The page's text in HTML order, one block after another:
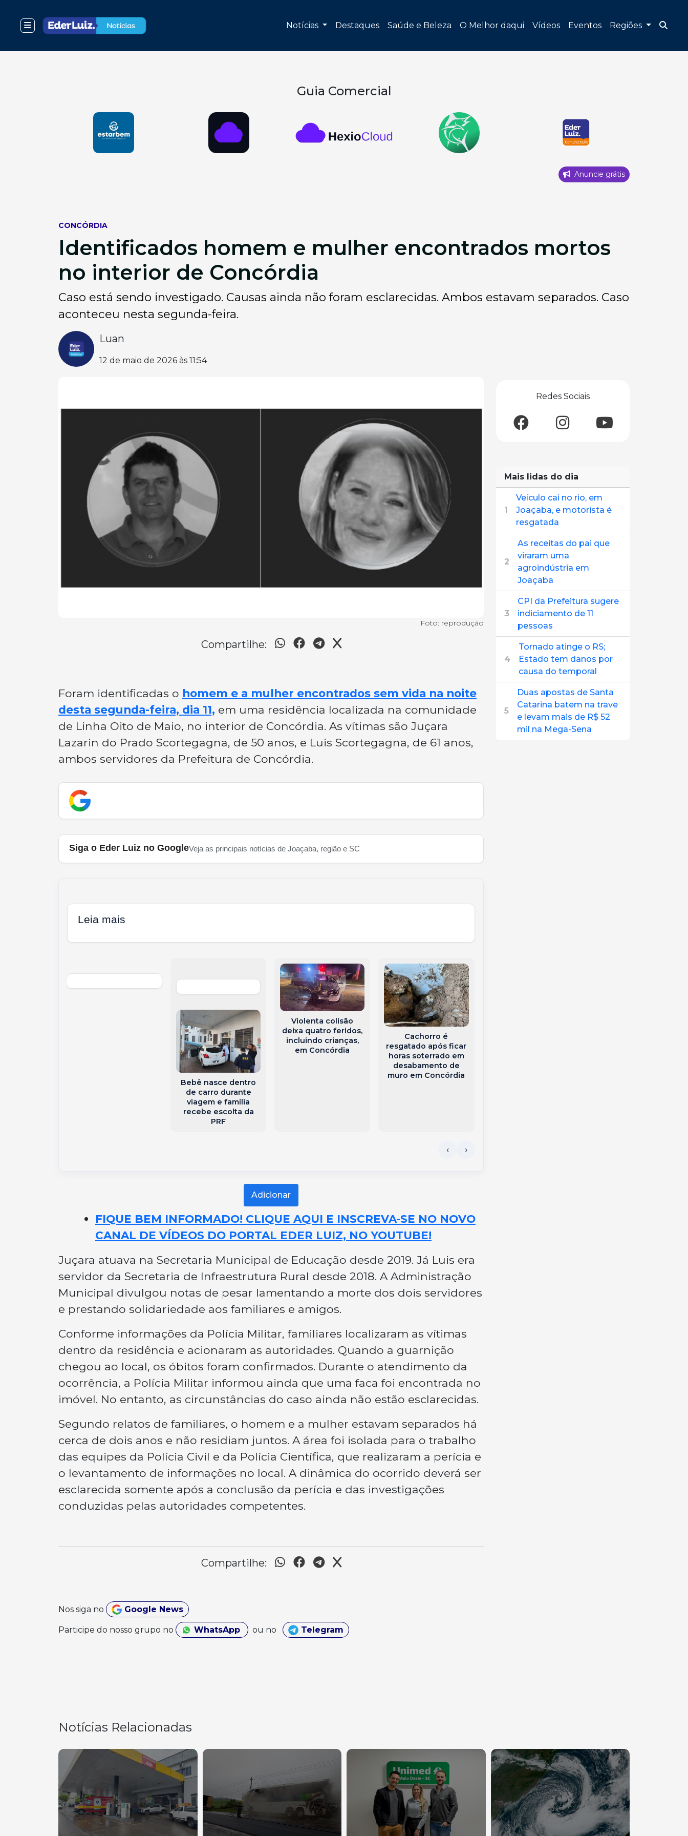
Notícias Destaques Saúde e Beleza O Melhor daqui Vídeos Eventos Regiões
Guia Comercial
Anuncie grátis
CONCÓRDIA
Identificados homem e mulher encontrados mortos
no interior de Concórdia
Caso está sendo investigado. Causas ainda não foram esclarecidas. Ambos estavam separados. Caso
aconteceu nesta segunda-feira.
Luan
12 de maio de 2026 às 11:54
Foto: reprodução
Compartilhe:
Foram identificadas o homem e a mulher encontrados sem vida na noite
desta segunda-feira, dia 11, em uma residência localizada na comunidade
de Linha Oito de Maio, no interior de Concórdia. As vítimas são Juçara
Lazarin do Prado Scortegagna, de 50 anos, e Luis Scortegagna, de 61 anos,
ambos servidores da Prefeitura de Concórdia.
Siga o Eder Luiz no GoogleVeja as principais notícias de Joaçaba, região e SC
Leia mais
Bebê nasce dentro
de carro durante
viagem e família
recebe escolta da
PRF
Violenta colisão
deixa quatro feridos,
incluindo crianças,
em Concórdia
Cachorro é
resgatado após ficar
horas soterrado em
desabamento de
muro em Concórdia
Adicionar
FIQUE BEM INFORMADO! CLIQUE AQUI E INSCREVA-SE NO NOVO
CANAL DE VÍDEOS DO PORTAL EDER LUIZ, NO YOUTUBE!
Juçara atuava na Secretaria Municipal de Educação desde 2019. Já Luis era
servidor da Secretaria de Infraestrutura Rural desde 2018. A Administração
Municipal divulgou notas de pesar lamentando a morte dos dois servidores
e prestando solidariedade aos familiares e amigos.
Conforme informações da Polícia Militar, familiares localizaram as vítimas
dentro da residência e acionaram as autoridades. Quando a guarnição
chegou ao local, os óbitos foram confirmados. Durante o atendimento da
ocorrência, a Polícia Militar informou ainda que uma faca foi encontrada no
imóvel. No entanto, as circunstâncias do caso ainda não estão esclarecidas.
Segundo relatos de familiares, o homem e a mulher estavam separados há
cerca de dois anos e não residiam juntos. A área foi isolada para o trabalho
das equipes da Polícia Civil e da Polícia Científica, que realizaram a perícia e
o levantamento de informações no local. A dinâmica do ocorrido deverá ser
esclarecida somente após a conclusão da perícia e das investigações
conduzidas pelas autoridades competentes.
Compartilhe:
Nos siga no Google News
Participe do nosso grupo no WhatsApp ou no Telegram
Redes Sociais
Mais lidas do dia
1
Veículo cai no rio, em
Joaçaba, e motorista é
resgatada
2
As receitas do pai que
viraram uma
agroindústria em
Joaçaba
3
CPI da Prefeitura sugere
indiciamento de 11
pessoas
4
Tornado atinge o RS;
Estado tem danos por
causa do temporal
5
Duas apostas de Santa
Catarina batem na trave
e levam mais de R$ 52
mil na Mega-Sena
Notícias Relacionadas